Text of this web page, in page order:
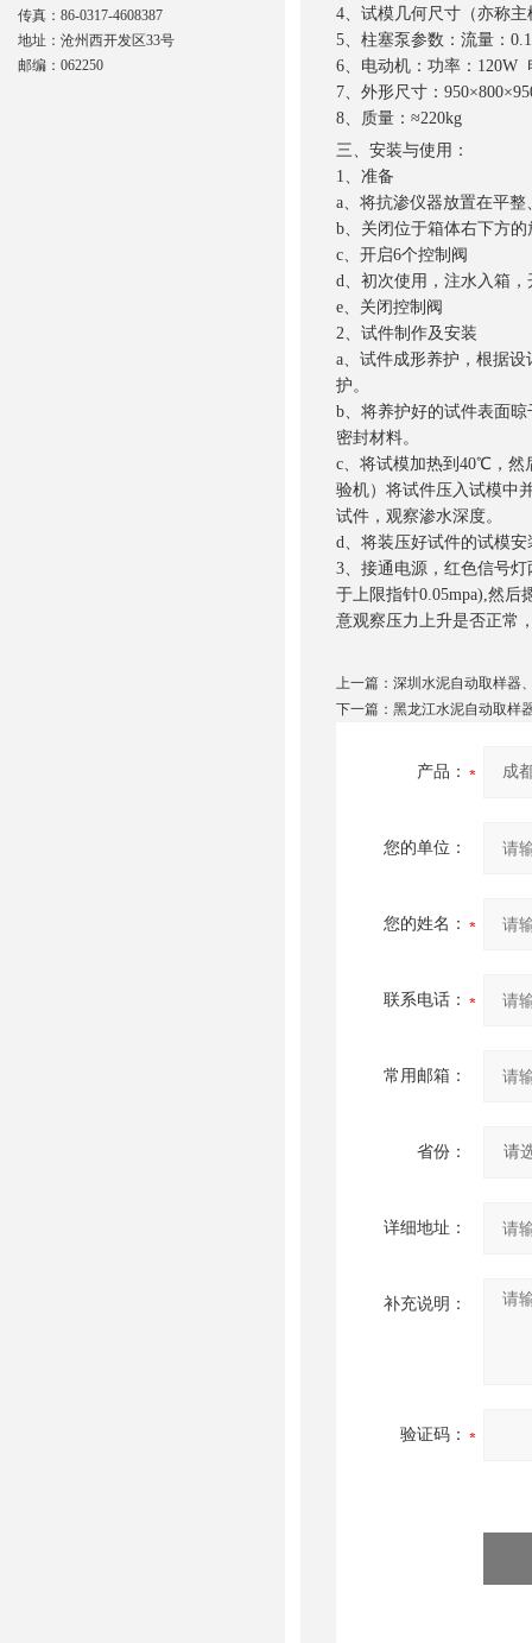
4、试模几何尺寸（亦称
5、柱塞泵参数：流量：
6、电动机：功率：120W
7、外形尺寸：
8、质量：≈220kg
三、 安装与使用：
1、准备
a、将抗渗仪器放置在平
b、关闭位于箱体右下方的
c、开启6个控制阀
d、初次使用，注水入箱
e、关闭控制阀
2、试件制作及安装
a、试件成形养护，根据
护。
b、将养护好的试件表面
密封材料。
c、将试模加热到40℃，然
验机）将试件压入试模中
试件，观察渗水深度。
d、将装压好试件的试模
3、接通电源，红色信号
于上限指针0.05mpa),然
意观察压力上升是否正常
上一篇： 深圳水泥自动取样器
下一篇： 黑龙江水泥自动取样
产品：
您的单位：
您的姓名：
联系电话：
常用邮箱：
省份：
详细地址：
补充说明：
验证码：
传真：86-0317-4608387
地址：沧州西开发区33号
邮编：062250